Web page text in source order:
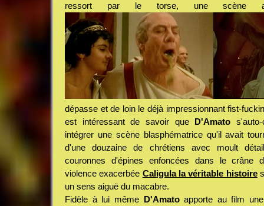
ressort par le torse, une scène
dépasse et de loin le déjà impressionnant fist-
est intéressant de savoir que D'Amato
intégrer une scène blasphématrice qu'il avait
d'une douzaine de chrétiens avec moult
couronnes d'épines enfoncées dans le crâne
violence exacerbée Caligula la véritable histoire
un sens aiguë du macabre.
Fidèle à lui même D'Amatoapporte au film